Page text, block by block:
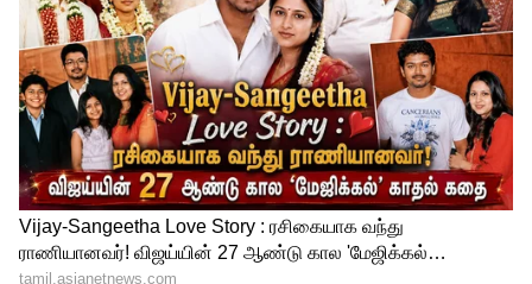
Ramayana
இந்த ஸ்டேஷனில் வாகன நிறுத்துமிடம்,
ஊழியர்களுக்கான தங்குமிடம், ரயில்வே
போலீசாருக்கான அலுவலகம், மூன்று புதிய
நடைமேடைகள் என பல வசதிகள் இருக்கும்.
இந்த ரயில் நிலையம் ராமர் கோவில்